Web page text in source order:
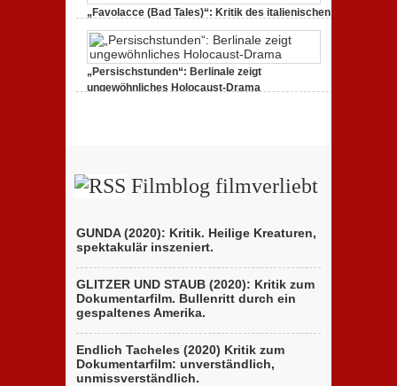
Handydokumentation
einer
„Favolacce (Bad Tales)“: Kritik des italienischen
Berlinale-Beitrags der Brüder D’Innocenzo
25. Februar 2020,Keine Kommentarezu
„Favolacce
(Bad
Tales)“:
Kritik
des
„Persischstunden“: Berlinale zeigt
ungewöhnliches Holocaust-Drama
Filmblog filmverliebt
GUNDA (2020): Kritik. Heilige Kreaturen,
spektakulär inszeniert.
GLITZER UND STAUB (2020): Kritik zum
Dokumentarfilm. Bullenritt durch ein
gespaltenes Amerika.
Endlich Tacheles (2020) Kritik zum
Dokumentarfilm: unverständlich,
unmissverständlich.